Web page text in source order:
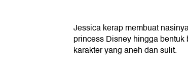
Jessica kerap membuat
princess Disney hingga
karakter yang aneh dan sulit.